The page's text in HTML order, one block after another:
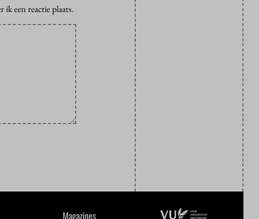
ik een reactie plaats.
Magazines